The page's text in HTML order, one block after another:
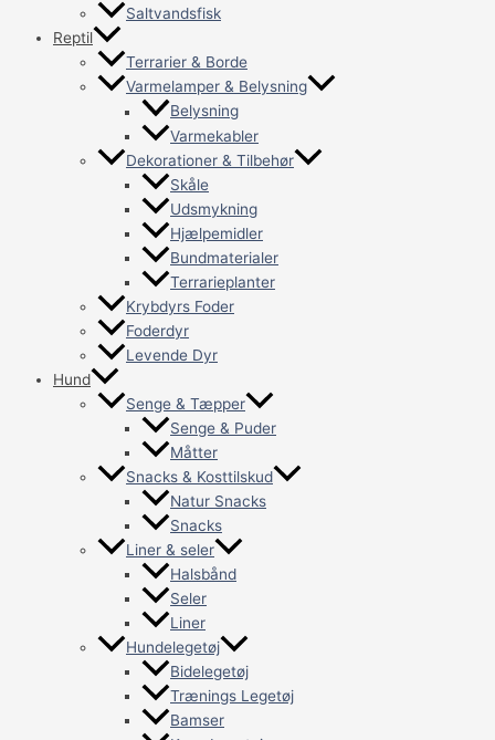
Saltvandsfisk
Reptil
Terrarier & Borde
Varmelamper & Belysning
Belysning
Varmekabler
Dekorationer & Tilbehør
Skåle
Udsmykning
Hjælpemidler
Bundmaterialer
Terrarieplanter
Krybdyrs Foder
Foderdyr
Levende Dyr
Hund
Senge & Tæpper
Senge & Puder
Måtter
Snacks & Kosttilskud
Natur Snacks
Snacks
Liner & seler
Halsbånd
Seler
Liner
Hundelegetøj
Bidelegetøj
Trænings Legetøj
Bamser